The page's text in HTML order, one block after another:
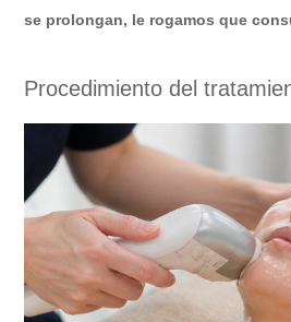
se prolongan, le rogamos que
Procedimiento del